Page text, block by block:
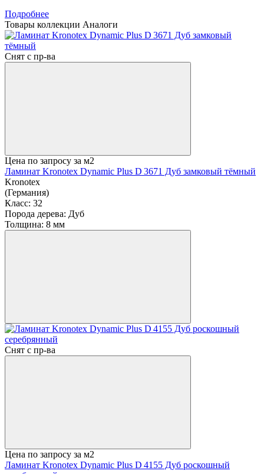
Подробнее
Товары коллекции Аналоги
Снят с пр-ва
Цена по запросу за м2
Ламинат Kronotex Dynamic Plus D 3671 Дуб замковый тёмный
Kronotex
(Германия)
Класс: 32
Порода дерева: Дуб
Толщина: 8 мм
Снят с пр-ва
Цена по запросу за м2
Ламинат Kronotex Dynamic Plus D 4155 Дуб роскошный